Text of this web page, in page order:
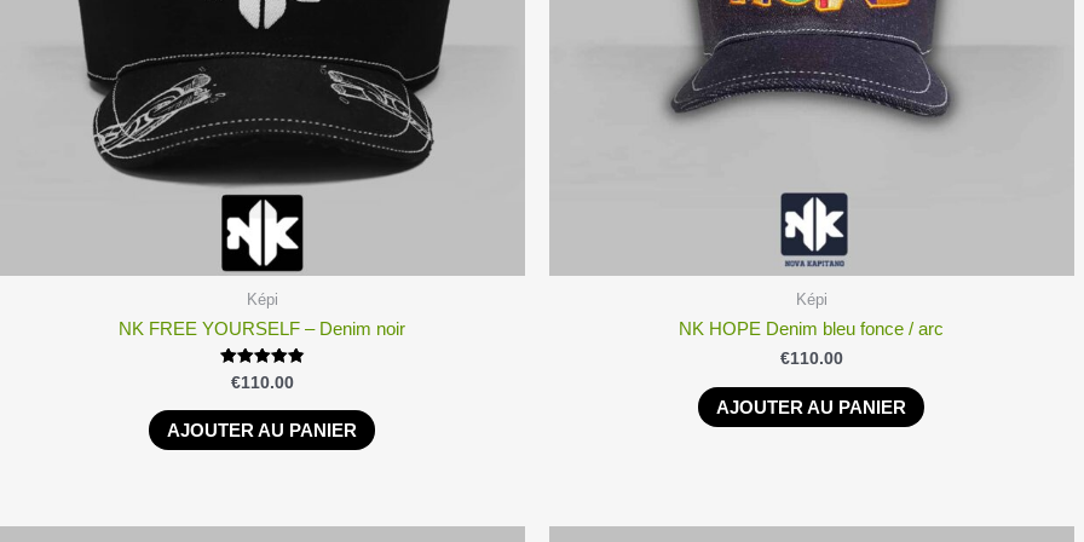
Képi
NK FREE YOURSELF – Denim noir
Note
4.90
sur 5
€110.00
AJOUTER AU PANIER
Képi
NK HOPE Denim bleu fonce / arc
€110.00
AJOUTER AU PANIER